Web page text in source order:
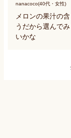
nanacoco(40代・女性)
メロンの果汁の
うだから選んで
いかな